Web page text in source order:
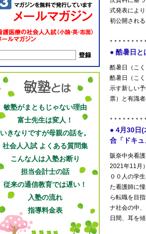
敏塾がまともじゃない理由
富士先生は変人！
いきなりですが母親の話を。
社会人入試 よくある質問集
こんな人は入塾お断り
担当会計士の話
従来の通信教育では遅い！
入塾の流れ
指導料金表